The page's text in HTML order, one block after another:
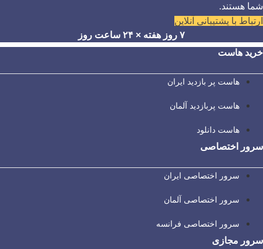
شما هستند.
ارتباط با پشتیبانی آنلاین
۷ روز هفته × ۲۴ ساعت روز
خرید هاست
هاست پر بازدید ایران
هاست پربازدید آلمان
هاست دانلود
سرور اختصاصی
سرور اختصاصی ایران
سرور اختصاصی آلمان
سرور اختصاصی فرانسه
سرور مجازی